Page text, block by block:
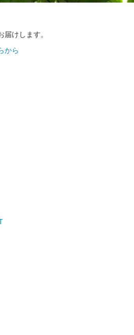
けします。
から